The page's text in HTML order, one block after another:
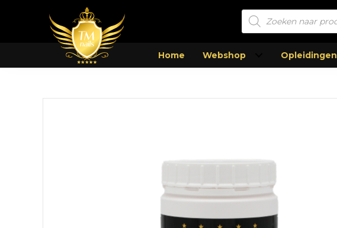
Producten
zoeken
Home Webshop Opleidingen